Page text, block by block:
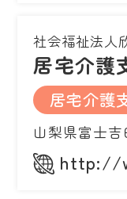
社会福祉法人
居宅介
居宅介護
山梨県富士吉
http://